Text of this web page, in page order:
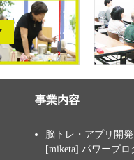
事業内容
脳トレ・アプリ開発
[miketa] パワープロ